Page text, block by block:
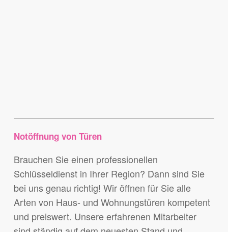
Notöffnung von Türen
Brauchen Sie einen professionellen
Schlüsseldienst in Ihrer Region? Dann sind Sie
bei uns genau richtig! Wir öffnen für Sie alle
Arten von Haus- und Wohnungstüren kompetent
und preiswert. Unsere erfahrenen Mitarbeiter